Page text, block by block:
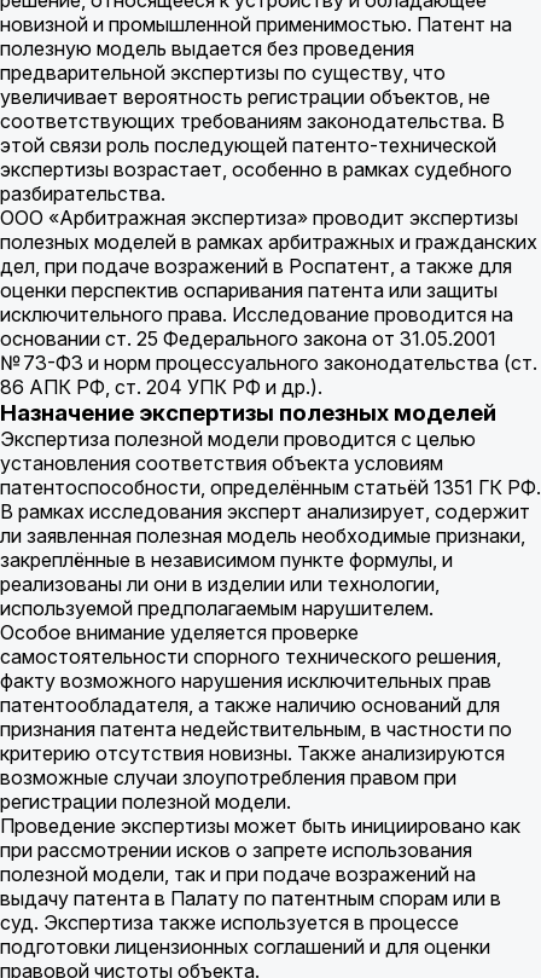
новизной и промышленной применимостью. Патент на
полезную модель выдается без проведения
предварительной экспертизы по существу, что
увеличивает вероятность регистрации объектов, не
соответствующих требованиям законодательства. В
этой связи роль последующей патенто-технической
экспертизы возрастает, особенно в рамках судебного
разбирательства.
ООО «Арбитражная экспертиза» проводит экспертизы
полезных моделей в рамках арбитражных и гражданских
дел, при подаче возражений в Роспатент, а также для
оценки перспектив оспаривания патента или защиты
исключительного права. Исследование проводится на
основании ст. 25 Федерального закона от 31.05.2001
№ 73-ФЗ и норм процессуального законодательства (ст.
86 АПК РФ, ст. 204 УПК РФ и др.).
Назначение экспертизы полезных моделей
Экспертиза полезной модели проводится с целью
установления соответствия объекта условиям
патентоспособности, определённым статьёй 1351 ГК РФ.
В рамках исследования эксперт анализирует, содержит
ли заявленная полезная модель необходимые признаки,
закреплённые в независимом пункте формулы, и
реализованы ли они в изделии или технологии,
используемой предполагаемым нарушителем.
Особое внимание уделяется проверке
самостоятельности спорного технического решения,
факту возможного нарушения исключительных прав
патентообладателя, а также наличию оснований для
признания патента недействительным, в частности по
критерию отсутствия новизны. Также анализируются
возможные случаи злоупотребления правом при
регистрации полезной модели.
Проведение экспертизы может быть инициировано как
при рассмотрении исков о запрете использования
полезной модели, так и при подаче возражений на
выдачу патента в Палату по патентным спорам или в
суд. Экспертиза также используется в процессе
подготовки лицензионных соглашений и для оценки
правовой чистоты объекта.